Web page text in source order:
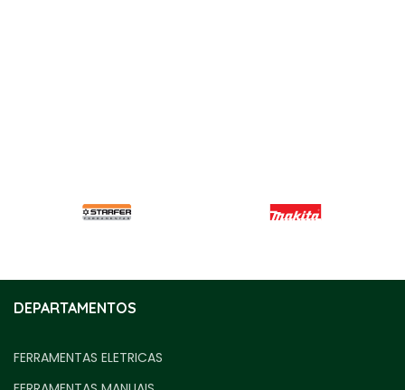
DEPARTAMENTOS
FERRAMENTAS ELETRICAS